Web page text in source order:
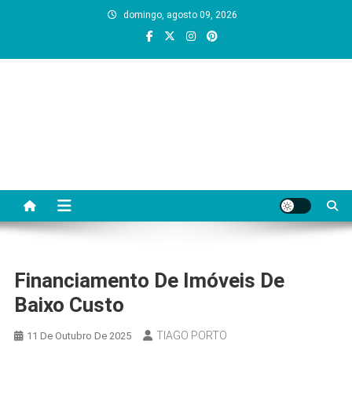
domingo, agosto 09, 2026
Rio de Janeiro
Financiamento De Imóveis De
Baixo Custo
11 De Outubro De 2025 TIAGO PORTO